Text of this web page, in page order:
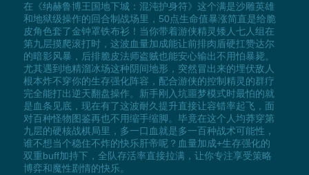
在《纳赫鲁博王国地下城：混沌护身符》这个满是沙雕英雄
和地狱级操作的回合制战场里，50点生命值暴涨简直是给脆
皮角色套了金钟罩铁布衫！当你带着游侠精灵矮人七人组在
第九层摸爬滚打时，这波血量加成能让前排肉盾硬扛赞达尔
的暗影风暴，后排脆皮法师盗贼也能安心输出不用怕暴毙。
尤其遇到地精溜冰场这种阴间地形，突然冒出来的埋伏敌人
根本炸不穿你的生存强化阵容，配合游侠的控制精灵的群疗
完全能打出逆天翻盘操作。新手刚入坑噩梦模式时最怕的就
是血条见底，现在有了这波耐久提升直接让容错率起飞，面
对百种怪物图鉴再也不用缩手缩脚。毕竟在这个人均莽穿第
九层的硬核战棋局里，多一口血就是多一百种战术可能性，
谁不想当个稳住不炸的快乐肝帝呢？血量加成+生存强化的
双重buff加持下，全队存活率直接拉满，让你专注享受策略
博弈和魔性剧情的快乐。